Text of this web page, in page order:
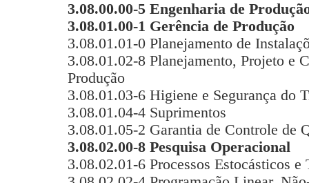
3.08.00.00-5 Engenharia de
3.08.01.00-1 Gerência de Produção
3.08.01.01-0 Planejamento de
3.08.01.02-8 Planejamento, Projeto e
Produção
3.08.01.03-6 Higiene e Segurança do
3.08.01.04-4 Suprimentos
3.08.01.05-2 Garantia de Controle de
3.08.02.00-8 Pesquisa Operacional
3.08.02.01-6 Processos Estocásticos e